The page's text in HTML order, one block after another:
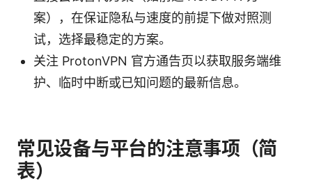
案），在保证隐私与速度的前提下做对照测
试，选择最稳定的方案。
关注 ProtonVPN 官方通告页以获取服务端维
护、临时中断或已知问题的最新信息。
常见设备与平台的注意事项（简
表）